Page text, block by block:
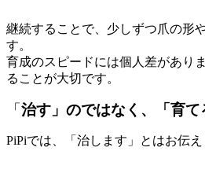
継続することで、少しずつ爪の形
す。
育成のスピードには個人差があり
ることが大切です。
「 治す」のではなく、「育て
PiPiでは、「治します」とはお伝え